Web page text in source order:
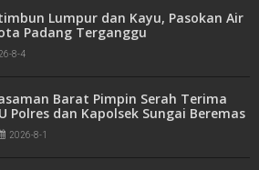
Lumpur dan Kayu, Pasokan Air
Padang Terganggu
8-4
Barat Pimpin Serah Terima
Polres dan Kapolsek Sungai Beremas
2026-8-1